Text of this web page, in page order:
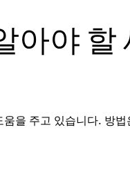
아야 할
을 주고 있습니다. 방